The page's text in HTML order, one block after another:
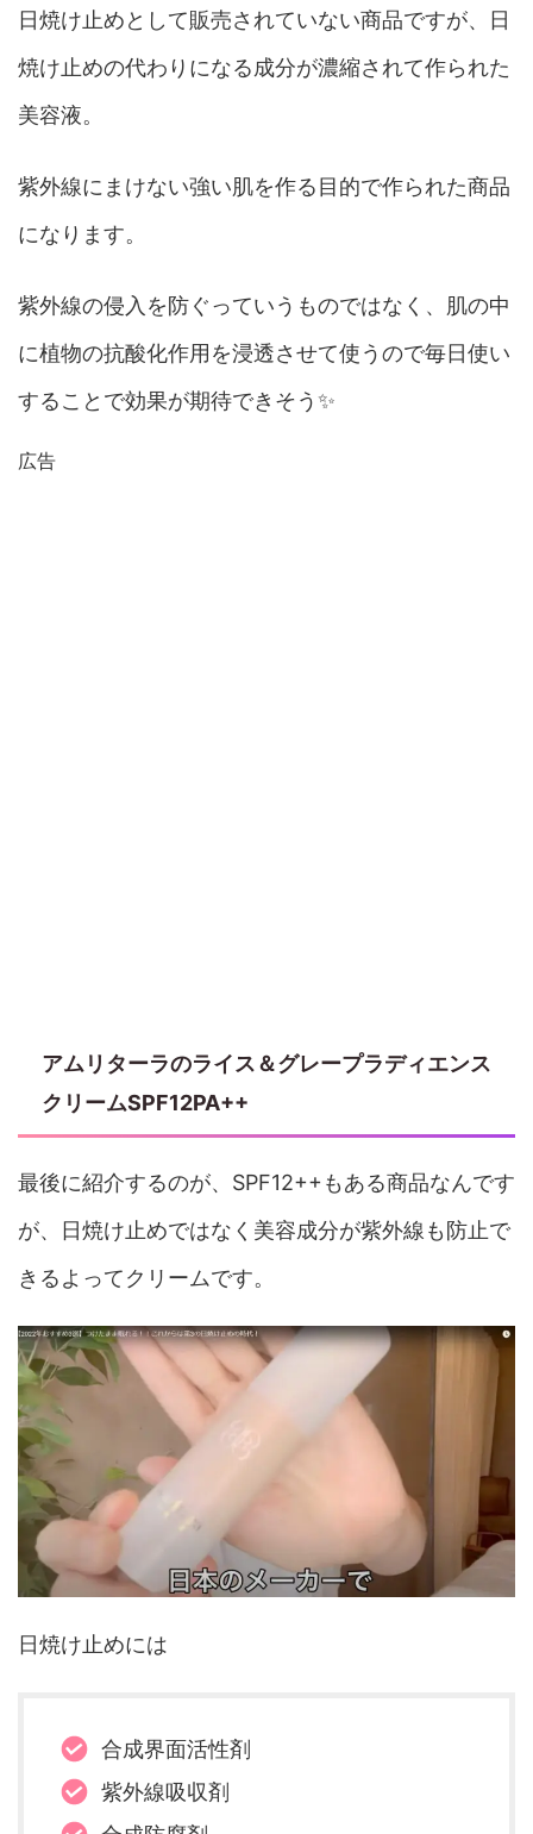
日焼け止めとして販売されていない商品ですが、日
焼け止めの代わりになる成分が濃縮されて作られた
美容液。
紫外線にまけない強い肌を作る目的で作られた商品
になります。
紫外線の侵入を防ぐっていうものではなく、肌の中
に植物の抗酸化作用を浸透させて使うので毎日使い
することで効果が期待できそう✨
広告
アムリターラのライス＆グレープラディエンス
クリームSPF12PA++
最後に紹介するのが、SPF12++もある商品なんです
が、日焼け止めではなく美容成分が紫外線も防止で
きるよってクリームです。
日焼け止めには
合成界面活性剤
紫外線吸収剤